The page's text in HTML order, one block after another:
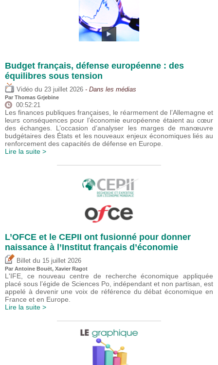
Budget français, défense européenne : des
équilibres sous tension
Vidéo du 23 juillet 2026 - Dans les médias
Par Thomas Grjebine
00:52:21
Les finances publiques françaises, le réarmement de l’Allemagne et
leurs conséquences pour l’économie européenne étaient au cœur
des échanges. L’occasion d’analyser les marges de manœuvre
budgétaires des États et les nouveaux enjeux économiques liés au
renforcement des capacités de défense en Europe.
Lire la suite >
L’OFCE et le CEPII ont fusionné pour donner
naissance à l’Institut français d’économie
Billet du 15 juillet 2026
Par Antoine Bouët, Xavier Ragot
L'IFE, ce nouveau centre de recherche économique appliquée
placé sous l’égide de Sciences Po, indépendant et non partisan, est
appelé à devenir une voix de référence du débat économique en
France et en Europe.
Lire la suite >